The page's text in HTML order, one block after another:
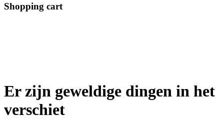
Shopping cart
Er zijn geweldige dingen in het
verschiet